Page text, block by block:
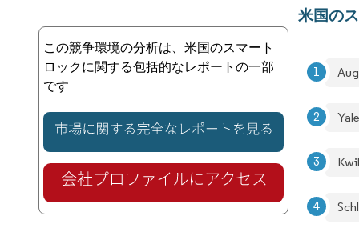
この競争環境の分析は、米国のスマート
ロックに関する包括的なレポートの一部
です
米国の